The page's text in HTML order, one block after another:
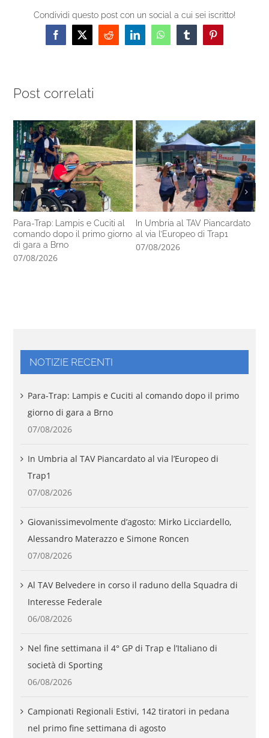
Condividi questo post con un social a cui sei iscritto!
Facebook
X RedditLinkedInWhatsAppTumblrPinterest
Post correlati
Para-Trap: Lampis e Cuciti al
comando dopo il primo giorno
di gara a Brno
07/08/2026
In Umbria al TAV Piancardato
al via l’Europeo di Trap1
07/08/2026
NOTIZIE RECENTI
Para-Trap: Lampis e Cuciti al comando dopo il primo
giorno di gara a Brno
07/08/2026
In Umbria al TAV Piancardato al via l’Europeo di
Trap1
07/08/2026
Giovanissimevolmente d’agosto: Mirko Licciardello,
Alessandro Materazzo e Simone Roncen
07/08/2026
Al TAV Belvedere in corso il raduno della Squadra di
Interesse Federale
06/08/2026
Nel fine settimana il 4° GP di Trap e l’Italiano di
società di Sporting
06/08/2026
Campionati Regionali Estivi, 142 tiratori in pedana
nel primo fine settimana di agosto